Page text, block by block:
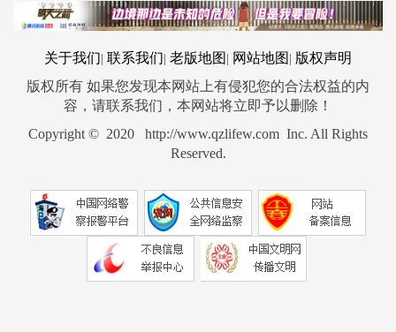
关于我们 联系我们 老版地图 网站地图
版权声明
版权所有 如果您发现本网站上有侵犯您的合法权益的内
容，请联系我们，本网站将立即予以删除！
Copyright © 2020 http://www.qzlifew.com Inc. All Rights
Reserved.